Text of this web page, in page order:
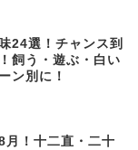
24選！チャンス到
飼う・遊ぶ・白い
ン別に！
！十二直・二十